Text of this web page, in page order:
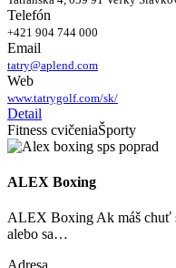
Telefón
+421 904 744 000
Email
tatry@aplend.com
Web
www.tatrygolf.com/sk/
Detail
Fitness cvičeniaŠporty
ALEX Boxing
ALEX Boxing Ak máš chuť
alebo sa…